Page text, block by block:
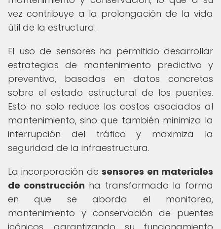
vez contribuye a la prolongación de la vida
útil de la estructura.
El uso de sensores ha permitido desarrollar
estrategias de mantenimiento predictivo y
preventivo, basadas en datos concretos
sobre el estado estructural de los puentes.
Esto no solo reduce los costos asociados al
mantenimiento, sino que también minimiza la
interrupción del tráfico y maximiza la
seguridad de la infraestructura.
La incorporación desensores en materiales
de construcción ha transformado la forma
en que se aborda el monitoreo,
mantenimiento y conservación de puentes